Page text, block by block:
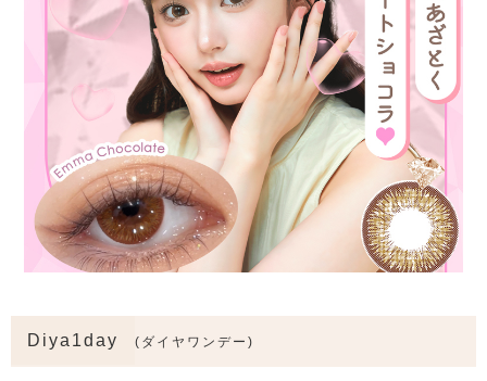
Diya1day (ダイヤワンデー)